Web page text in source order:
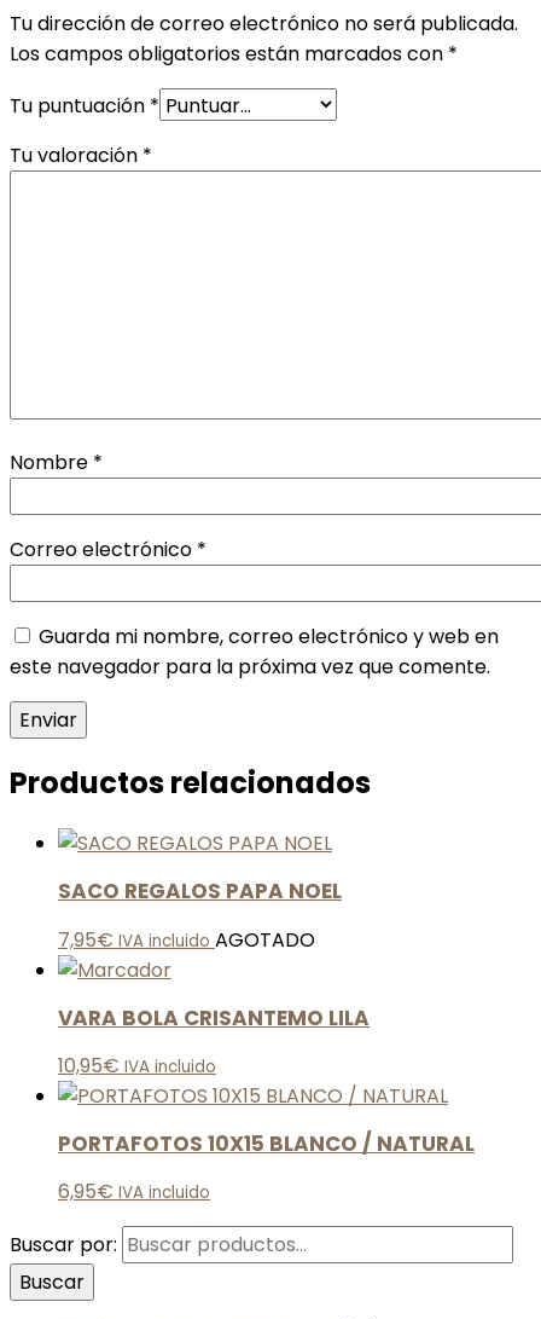
Tu dirección de correo electrónico no será publicada.
Los campos obligatorios están marcados con *
Tu puntuación *
Tu valoración *
Nombre *
Correo electrónico *
Guarda mi nombre, correo electrónico y web en
este navegador para la próxima vez que comente.
Productos relacionados
SACO REGALOS PAPA NOEL
7,95€ IVA incluido AGOTADO
VARA BOLA CRISANTEMO LILA
10,95€ IVA incluido
PORTAFOTOS 10X15 BLANCO / NATURAL
6,95€ IVA incluido
Buscar por:
Buscar